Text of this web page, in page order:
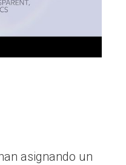
asignando un